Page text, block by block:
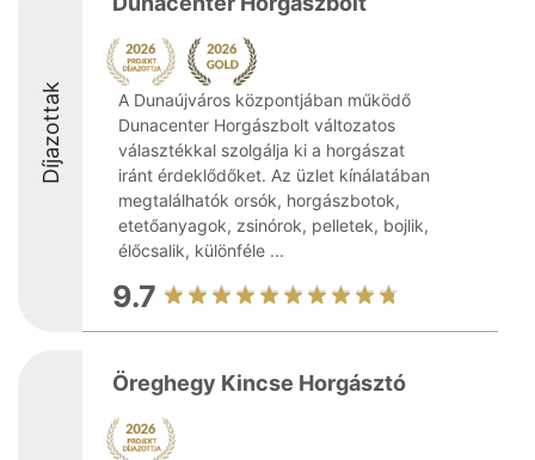
Díjazottak
A Dunaújváros központjában működő
Dunacenter Horgászbolt változatos
választékkal szolgálja ki a horgászat
iránt érdeklődőket. Az üzlet kínálatában
megtalálhatók orsók, horgászbotok,
etetőanyagok, zsinórok, pelletek, bojlik,
élőcsalik, különféle ...
9.7
Öreghegy Kincse Horgásztó